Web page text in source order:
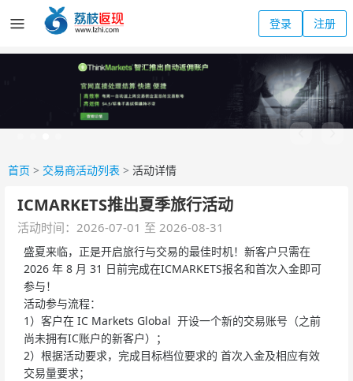
登录 注册
首页 > 交易商活动列表 > 活动详情
ICMARKETS推出夏季旅行活动
活动时间：2026-07-01 至 2026-08-31
盛夏来临，正是开启旅行与交易的最佳时机！新客户只需在
2026 年 8 月 31 日前完成在ICMARKETS报名和首次入金即可
参与！
活动参与流程：
1）客户在 IC Markets Global 开设一个新的交易账号（之前
尚未拥有IC账户的新客户）；
2）根据活动要求，完成目标档位要求的 首次入金及相应有效
交易量要求；